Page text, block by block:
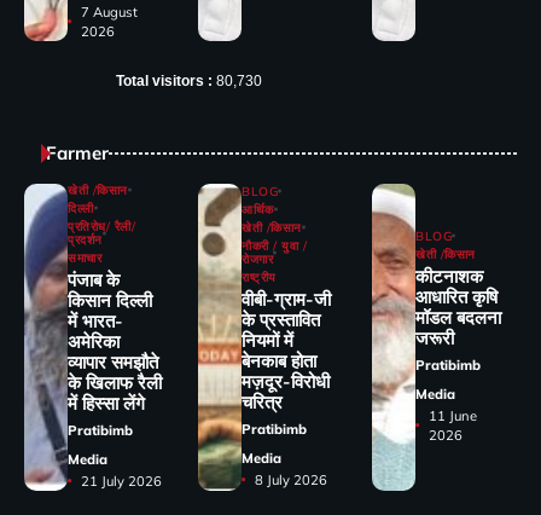
7 August
2026
Total visitors : 80,730
Farmer
खेती /किसान
दिल्ली
प्रतिरोध/ रैली/
प्रदर्शन
समाचार
पंजाब के
किसान दिल्ली
में भारत-
अमेरिका
व्यापार समझौते
के खिलाफ रैली
में हिस्सा लेंगे
Pratibimb
Media
21 July 2026
BLOG
आर्थिक
खेती /किसान
नौकरी / युवा /
रोजगार
राष्ट्रीय
वीबी-ग्राम-जी
के प्रस्तावित
नियमों में
बेनकाब होता
मज़दूर-विरोधी
चरित्र
Pratibimb
Media
8 July 2026
BLOG
खेती /किसान
कीटनाशक
आधारित कृषि
मॉडल बदलना
जरूरी
Pratibimb
Media
11 June
2026